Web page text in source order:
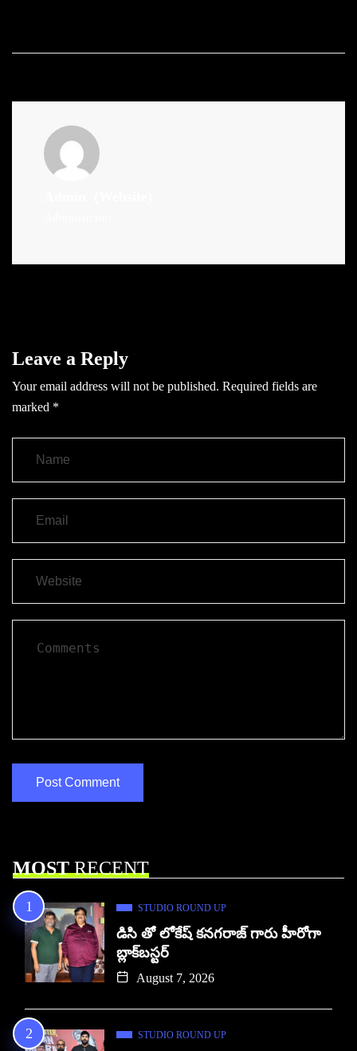
Leave a Reply
Your email address will not be published. Required fields are
marked *
MOSTRECENT
STUDIO ROUND UP
డిసి తో లోకేష్ కనగరాజ్ గారు హీరోగా
బ్లాక్‌బస్టర్
August 7, 2026
STUDIO ROUND UP